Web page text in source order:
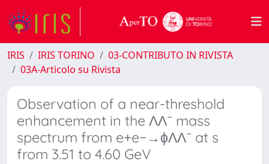
IRIS IRIS TORINO
03-CONTRIBUTO IN RIVISTA
03A-Articolo su Rivista
Observation of a near-threshold
enhancement in the ΛΛ¯ mass
spectrum from e+e−→ϕΛΛ¯ at s
from 3.51 to 4.60 GeV